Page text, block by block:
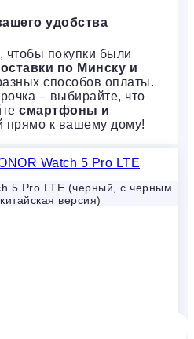
удобства
покупки были
по Минску и
способов оплаты.
– выбирайте, что
смартфоны и
прямо к вашему дому!
5 Pro LTE (черный, с черным
версия)